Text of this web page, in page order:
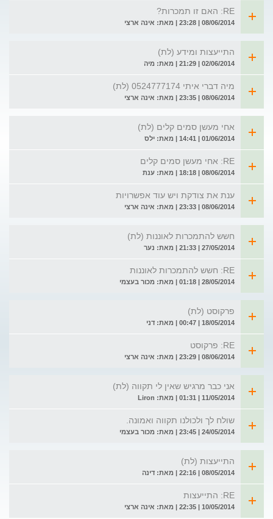
RE: האם זו תמכרות?
08/06/2014 | 23:28 | מאת: אינה ארצי
התייעצות ומידע (לת)
02/06/2014 | 21:29 | מאת: מיה
מיה דברי איתי 0524777174 (לת)
08/06/2014 | 23:35 | מאת: אינה ארצי
אחי מעשן סמים קלים (לת)
01/06/2014 | 14:41 | מאת: ילס
RE: אחי מעשן סמים קלים
08/06/2014 | 18:18 | מאת: ענת
ענת את צודקת ויש עוד אפשרויות
08/06/2014 | 23:33 | מאת: אינה ארצי
חשש להתמכרות לאוננות (לת)
27/05/2014 | 21:33 | מאת: נער
RE: חשש להתמכרות לאוננות
28/05/2014 | 01:18 | מאת: מכור בעצמי
פרקוסט (לת)
18/05/2014 | 00:47 | מאת: דני
RE: פרקוסט
08/06/2014 | 23:29 | מאת: אינה ארצי
אני כבר מרגיש שאין לי תקווה (לת)
11/05/2014 | 01:31 | מאת: Liron
שולח לך ולכולנו תקווה ואמונה.
24/05/2014 | 23:45 | מאת: מכור בעצמי
התייעצות (לת)
08/05/2014 | 22:16 | מאת: דינה
RE: התייעצות
10/05/2014 | 22:35 | מאת: אינה ארצי